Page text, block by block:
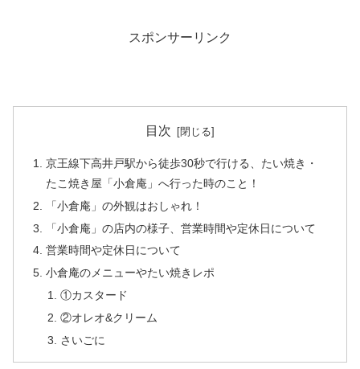
スポンサーリンク
目次
京王線下高井戸駅から徒歩30秒で行ける、たい焼き・
たこ焼き屋「小倉庵」へ行った時のこと！
「小倉庵」の外観はおしゃれ！
「小倉庵」の店内の様子、営業時間や定休日について
営業時間や定休日について
小倉庵のメニューやたい焼きレポ
①カスタード
②オレオ&クリーム
さいごに